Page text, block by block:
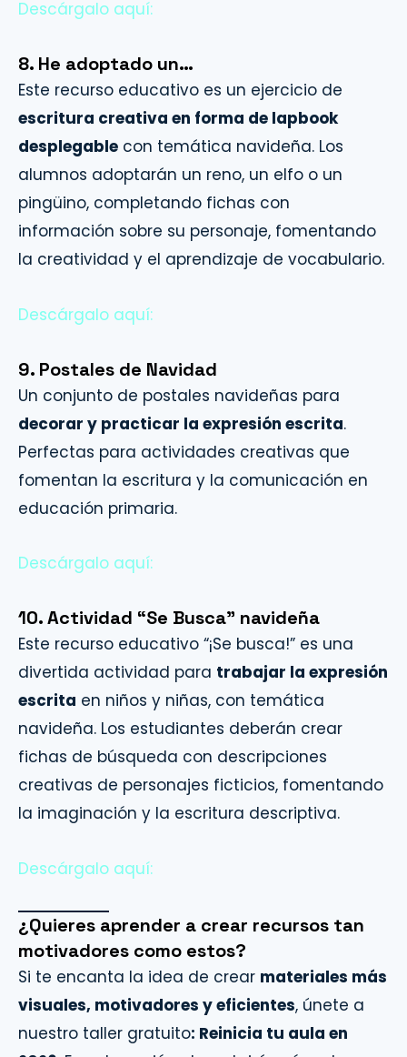
Descárgalo aquí:
8. He adoptado un…
Este recurso educativo es un ejercicio de
escritura creativa en forma de lapbook
desplegable con temática navideña. Los
alumnos adoptarán un reno, un elfo o un
pingüino, completando fichas con
información sobre su personaje, fomentando
la creatividad y el aprendizaje de vocabulario.
Descárgalo aquí:
9. Postales de Navidad
Un conjunto de postales navideñas para
decorar y practicar la expresión escrita.
Perfectas para actividades creativas que
fomentan la escritura y la comunicación en
educación primaria.
Descárgalo aquí:
10. Actividad “Se Busca” navideña
Este recurso educativo “¡Se busca!” es una
divertida actividad para trabajar la expresión
escrita en niños y niñas, con temática
navideña. Los estudiantes deberán crear
fichas de búsqueda con descripciones
creativas de personajes ficticios, fomentando
la imaginación y la escritura descriptiva.
Descárgalo aquí:
¿Quieres aprender a crear recursos tan
motivadores como estos?
Si te encanta la idea de crear materiales más
visuales, motivadores y eficientes, únete a
nuestro taller gratuito: Reinicia tu aula en